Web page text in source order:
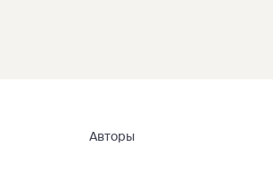
Авторы